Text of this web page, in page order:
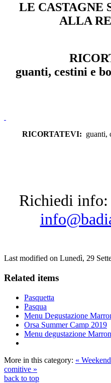
LE CASTAGNE
ALLA
guanti, cestini e
RICORTATEVI: guanti,
Richiedi info:
Last modified on Lunedì, 29
Related items
Pasquetta
Pasqua
Menu Degustazione
Orsa Summer Camp 2019
Menu degustazione
More in this category: «
comitive »
back to top